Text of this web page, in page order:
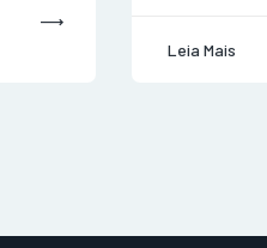
Leia Mais